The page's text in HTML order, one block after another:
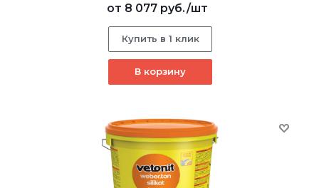
от 8 077 руб./шт
Купить в 1 клик
В корзину